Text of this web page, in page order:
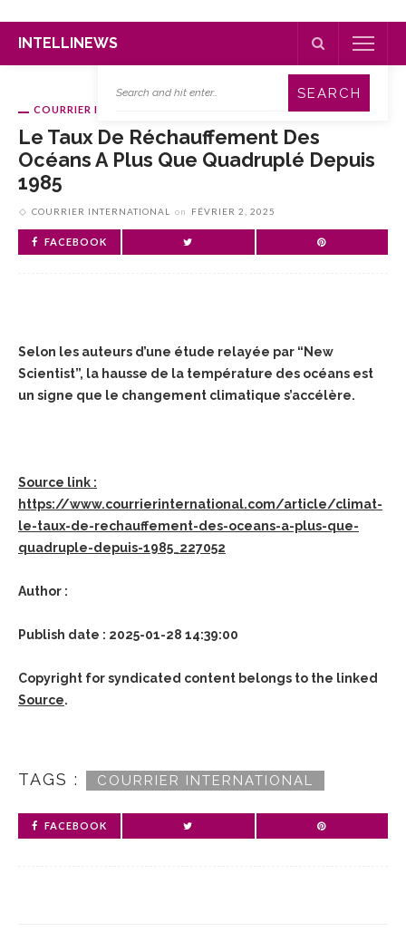
INTELLINEWS
COURRIER INTERNATIONAL
Le Taux De Réchauffement Des
Océans A Plus Que Quadruplé Depuis
1985
COURRIER INTERNATIONAL on FÉVRIER 2, 2025
FACEBOOK
Selon les auteurs d’une étude relayée par “New
Scientist”, la hausse de la température des océans est
un signe que le changement climatique s’accélère.
Source link :
https://www.courrierinternational.com/article/climat-
le-taux-de-rechauffement-des-oceans-a-plus-que-
quadruple-depuis-1985_227052
Author :
Publish date : 2025-01-28 14:39:00
Copyright for syndicated content belongs to the linked
Source.
TAGS : COURRIER INTERNATIONAL
FACEBOOK